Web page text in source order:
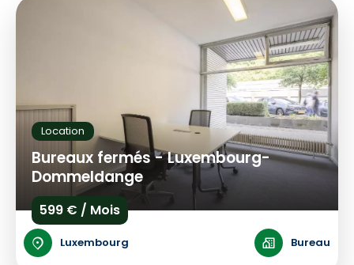
Location
Bureaux fermés - Luxembourg-
Dommeldange
599 € / Mois
Luxembourg Bureau